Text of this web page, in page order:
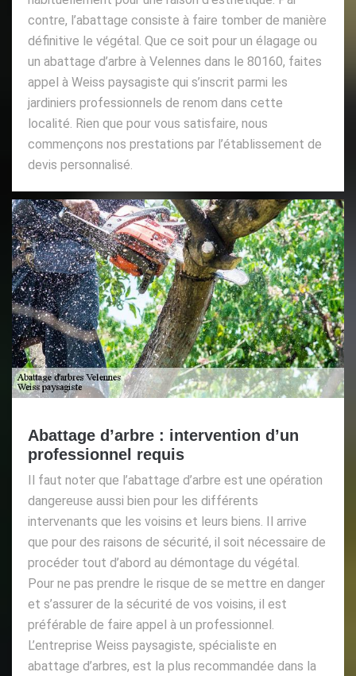
contre, l’abattage consiste à faire tomber de manière
définitive le végétal. Que ce soit pour un élagage ou
un abattage d’arbre à Velennes dans le 80160, faites
appel à Weiss paysagiste qui s’inscrit parmi les
jardiniers professionnels de renom dans cette
localité. Rien que pour vous satisfaire, nous
commençons nos prestations par l’établissement de
devis personnalisé.
Abattage d’arbre : intervention d’un
professionnel requis
Il faut noter que l’abattage d’arbre est une opération
dangereuse aussi bien pour les différents
intervenants que les voisins et leurs biens. Il arrive
que pour des raisons de sécurité, il soit nécessaire de
procéder tout d’abord au démontage du végétal.
Pour ne pas prendre le risque de se mettre en danger
et s’assurer de la sécurité de vos voisins, il est
préférable de faire appel à un professionnel.
L’entreprise Weiss paysagiste, spécialiste en
abattage d’arbres, est la plus recommandée dans la